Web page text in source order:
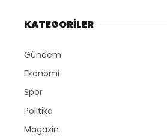
KATEGORİLER
Gündem
Ekonomi
Spor
Politika
Magazin